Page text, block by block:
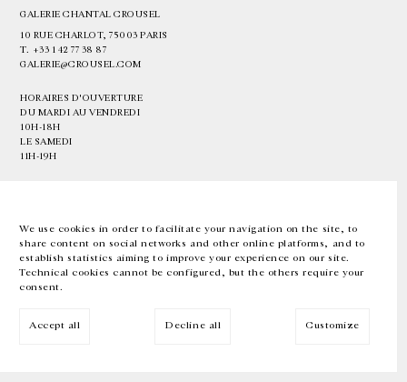
We use cookies in order to facilitate your navigation on the site, to
share content on social networks and other online platforms, and to
establish statistics aiming to improve your experience on our site.
Technical cookies cannot be configured, but the others require your
consent.
Accept all Decline all Customize
GALERIE CHANTAL CROUSEL
10 RUE CHARLOT, 75003 PARIS
T. +33 1 42 77 38 87
GALERIE@CROUSEL.COM
HORAIRES D'OUVERTURE
DU MARDI AU VENDREDI
10H-18H
LE SAMEDI
11H-19H
EN FR 中文 Facebook Instagram
Inscrivez-vous à notre newsletter